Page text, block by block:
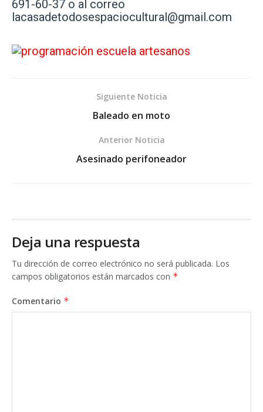
691-60-37 o al correo
lacasadetodosespaciocultural@gmail.com
Siguiente Noticia
Baleado en moto
Anterior Noticia
Asesinado perifoneador
Deja una respuesta
Tu dirección de correo electrónico no será publicada. Los
campos obligatorios están marcados con *
Comentario *